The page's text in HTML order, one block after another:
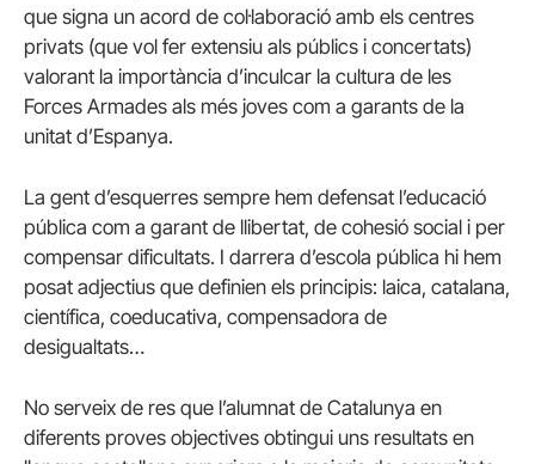
que signa un acord de col·laboració amb els centres
privats (que vol fer extensiu als públics i concertats)
valorant la importància d’inculcar la cultura de les
Forces Armades als més joves com a garants de la
unitat d’Espanya.
La gent d’esquerres sempre hem defensat l’educació
pública com a garant de llibertat, de cohesió social i per
compensar dificultats. I darrera d’escola pública hi hem
posat adjectius que definien els principis: laica, catalana,
científica, coeducativa, compensadora de
desigualtats…
No serveix de res que l’alumnat de Catalunya en
diferents proves objectives obtingui uns resultats en